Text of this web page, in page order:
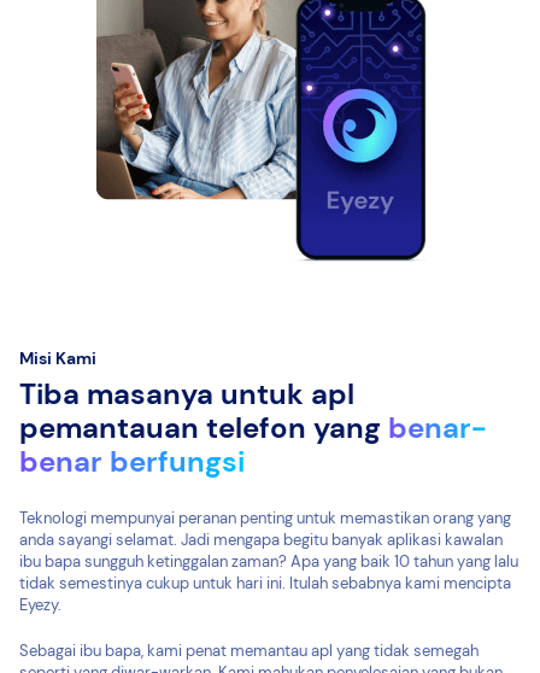
Misi Kami
Tiba masanya untuk apl
pemantauan telefon yang benar-
benar berfungsi
Teknologi mempunyai peranan penting untuk memastikan orang yang
anda sayangi selamat. Jadi mengapa begitu banyak aplikasi kawalan
ibu bapa sungguh ketinggalan zaman? Apa yang baik 10 tahun yang lalu
tidak semestinya cukup untuk hari ini. Itulah sebabnya kami mencipta
Eyezy.
Sebagai ibu bapa, kami penat memantau apl yang tidak semegah